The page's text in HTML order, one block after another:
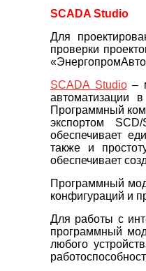
SCADA Studio
Для
проверки
SCADA Studio–
автоматизации
Программный
экспортом
обеспечивает
также и
обеспечивает
Программный
конфигураций и
Для работы с
программный
любого